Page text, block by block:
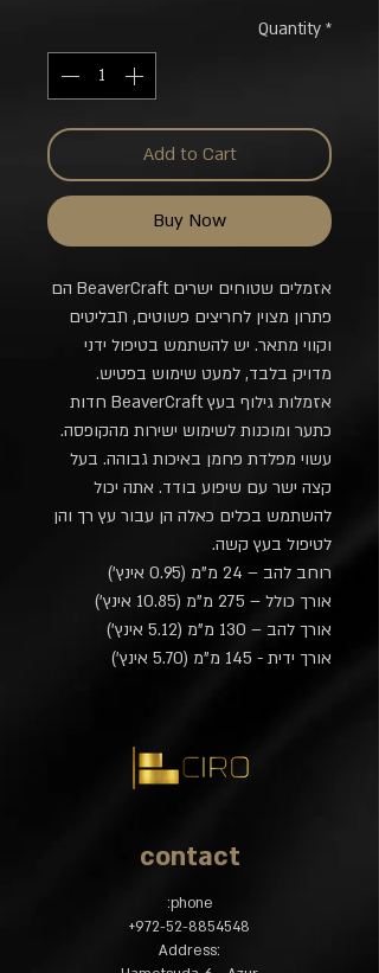
Quantity *
Add to Cart
Buy Now
אזמלים שטוחים ישרים BeaverCraft הם
פתרון מצוין לחריצים פשוטים, תבליטים
וקווי מתאר. יש להשתמש בטיפול ידני
מדויק בלבד, למעט שימוש בפטיש.
אזמלות גילוף בעץ BeaverCraft חדות
כתער ומוכנות לשימוש ישירות מהקופסה.
עשוי מפלדת פחמן באיכות גבוהה. בעל
קצה ישר עם שיפוע בודד. אתה יכול
להשתמש בכלים כאלה הן עבור עץ רך והן
לטיפול בעץ קשה.
רוחב להב – 24 מ"מ (0.95 אינץ')
אורך כולל – 275 מ"מ (10.85 אינץ')
אורך להב – 130 מ"מ (5.12 אינץ')
אורך ידית - 145 מ"מ (5.70 אינץ')
contact
phone:
972-52-8854548
​+
:Address